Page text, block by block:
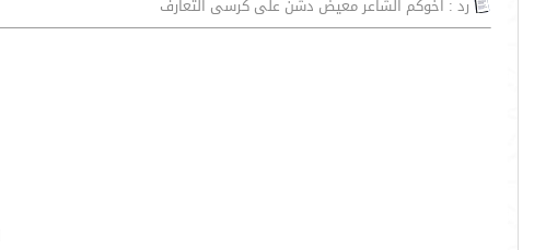
رد : اخوكم الشاعر معيض دشن على كرسى التعارف